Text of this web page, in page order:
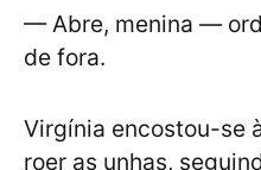
— Abre, menina —
de fora.
Virgínia encostou-se
roer as unhas,